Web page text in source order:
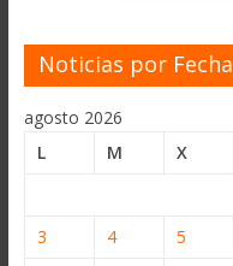
Noticias por Fecha
agosto 2026
L
M X
3
4 5